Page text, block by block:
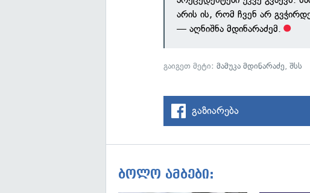
არის ის, რომ ჩვენ არ
— აღნიშნა მდინარაძემ.
გაიგეთ მეტი:მამუკა მდინარაძე,შსს
გაზიარება
ბოლო ამბები: